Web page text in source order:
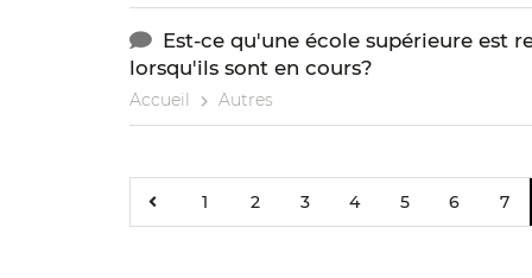
Est-ce qu'une école supérieure est
lorsqu'ils sont en cours?
Accueil Autres
1 2 3 4 5 6 7